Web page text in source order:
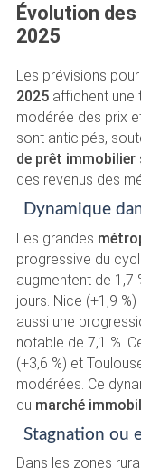
Évolution
2025
Les prévisions
2025affichent une
modérée des prix
sont anticipés,
de prêt immobilier
des revenus des
Dynamique
Les grandes
progressive du
augmentent de 1,7
jours. Nice (+1,9
aussi une
notable de 7,1 %.
(+3,6 %) et
modérées. Ce
du marché
Stagnation ou
Dans les zones